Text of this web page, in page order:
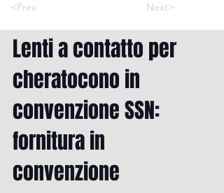
<Prev Next>
Lenti a contatto per
cheratocono in
convenzione SSN:
fornitura in
convenzione